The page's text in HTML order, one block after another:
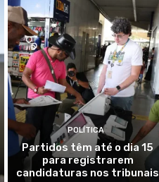
POLÍTICA
Partidos têm até o dia 15
para registrarem
candidaturas nos tribunais